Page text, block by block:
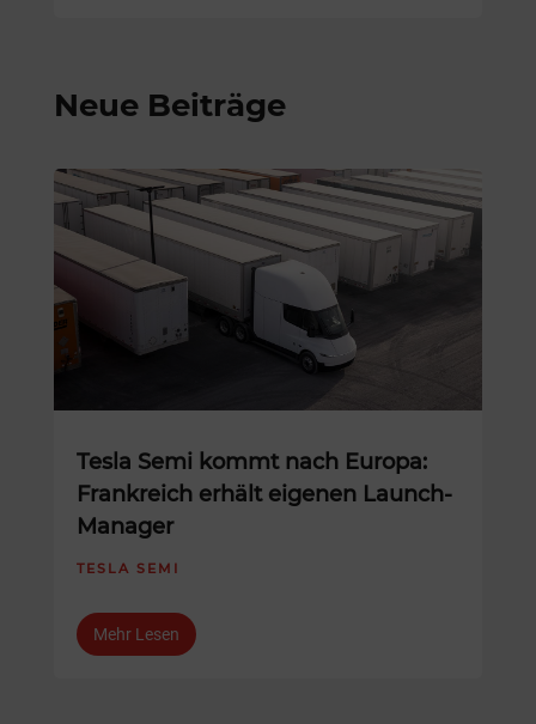
Neue Beiträge
Tesla Semi kommt nach Europa:
Frankreich erhält eigenen Launch-
Manager
TESLA SEMI
Mehr Lesen